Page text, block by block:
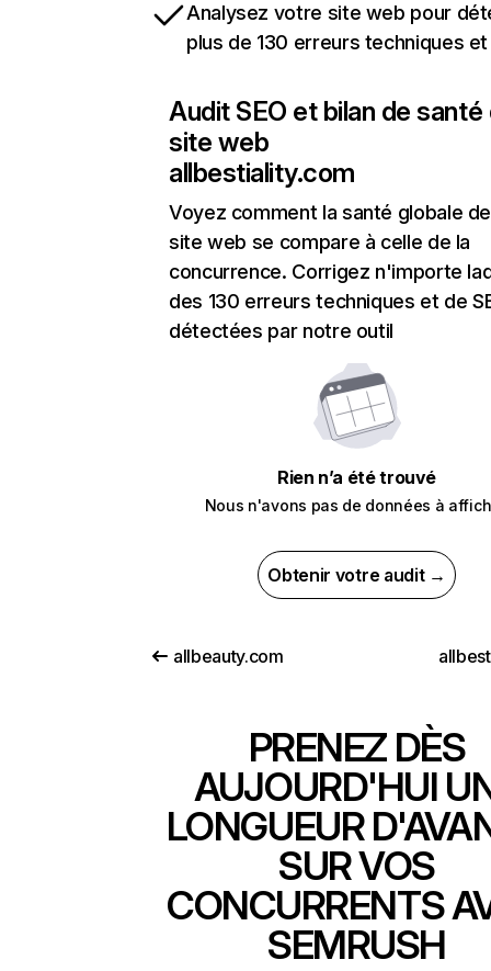
Analysez votre site web pour
plus de 130 erreurs techniques et
Audit SEO et bilan de santé
site web
allbestiality.com
Voyez comment la santé globale
site web se compare à celle de la
concurrence. Corrigez n'importe
des 130 erreurs techniques et de
détectées par notre outil
Rien n’a été trouvé
Nous n'avons pas de données à
Obtenir votre audit →
allbeauty.com
PRENEZ DÈS
AUJOURD'HUI
LONGUEUR
SUR VOS
CONCURRENTS
SEMRUSH